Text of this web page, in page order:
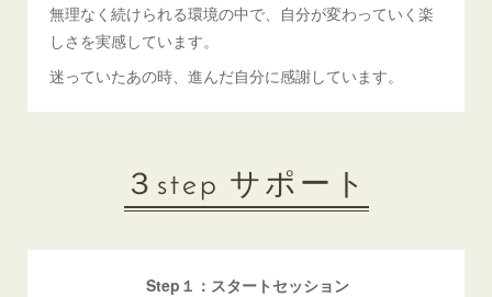
無理なく続けられる環境の中で、自分が変わっていく楽
しさを実感しています。
迷っていたあの時、進んだ自分に感謝しています。
３step サポート
Step１：スタートセッション